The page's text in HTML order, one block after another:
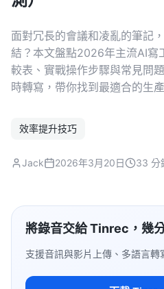
面對冗長的會議和凌亂的筆記
結？本文盤點2026年主流AI寫
較表、實戰操作步驟與常見問
時轉寫，帶你找到最適合的生
效率提升技巧
Jack 2026年3月20日 33 分
將錄音交給 Tinrec，幾
支援音訊與影片上傳、多語言